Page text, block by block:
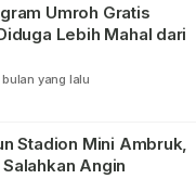
Umroh Gratis
Lebih Mahal dari
bulan yang lalu
Stadion Mini Ambruk,
Angin